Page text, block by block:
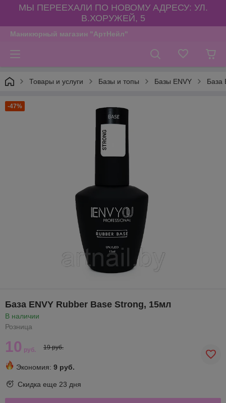
МЫ ПЕРЕЕХАЛИ ПО НОВОМУ АДРЕСУ: УЛ.
В.ХОРУЖЕЙ, 5
Маникюрный магазин "АртНейл"
Товары и услуги Базы и топы Базы ENVY База
-47%
База ENVY Rubber Base Strong, 15мл
В наличии
Розница
10 руб. 19 руб.
Экономия: 9 руб.
Скидка еще 23 дня